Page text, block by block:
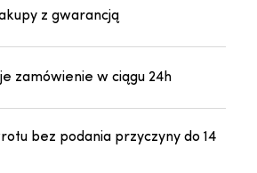
z gwarancją
zamówienie w ciągu 24h
bez podania przyczyny do 14